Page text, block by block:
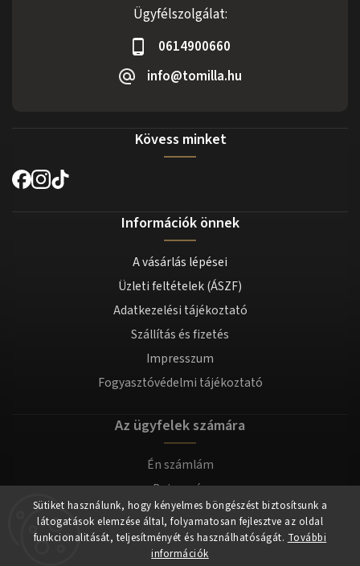
Sütiket használunk, hogy kényelmes böngészést biztosítsunk a
látogatások elemzése által, folyamatosan fejlesztve az oldal
funkcionalitását, teljesítményét és használhatóságát. További
információk
Ügyfélszolgálat:
0614900660
info@tomilla.hu
Kövess minket
Információk önnek
A vásárlás lépései
Üzleti feltételek (ÁSZF)
Adatkezelési tájékoztató
Szállítás és fizetés
Impresszum
Fogyasztóvédelmi tájékoztató
Az ügyfelek számára
Én számlám
Bejegyzés
Bejelentkezés